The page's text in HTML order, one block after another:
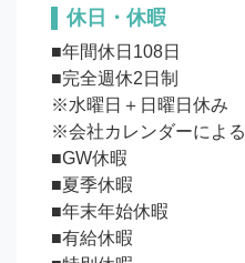
休日・休暇
■年間休日108日
■完全週休2日制
※水曜日＋日曜日休み
※会社カレンダーによる
■GW休暇
■夏季休暇
■年末年始休暇
■有給休暇